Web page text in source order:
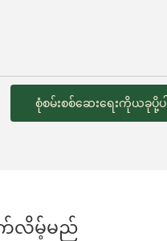
စုံစမ်းစစ်ဆေးရေးကိုယခုပို့ပါ
လိမ့်မည်